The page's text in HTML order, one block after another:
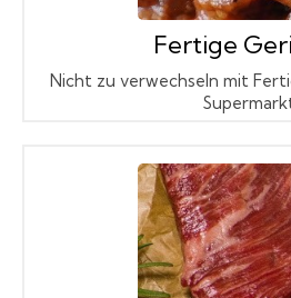
Fertige
Nicht zu verwechseln mit